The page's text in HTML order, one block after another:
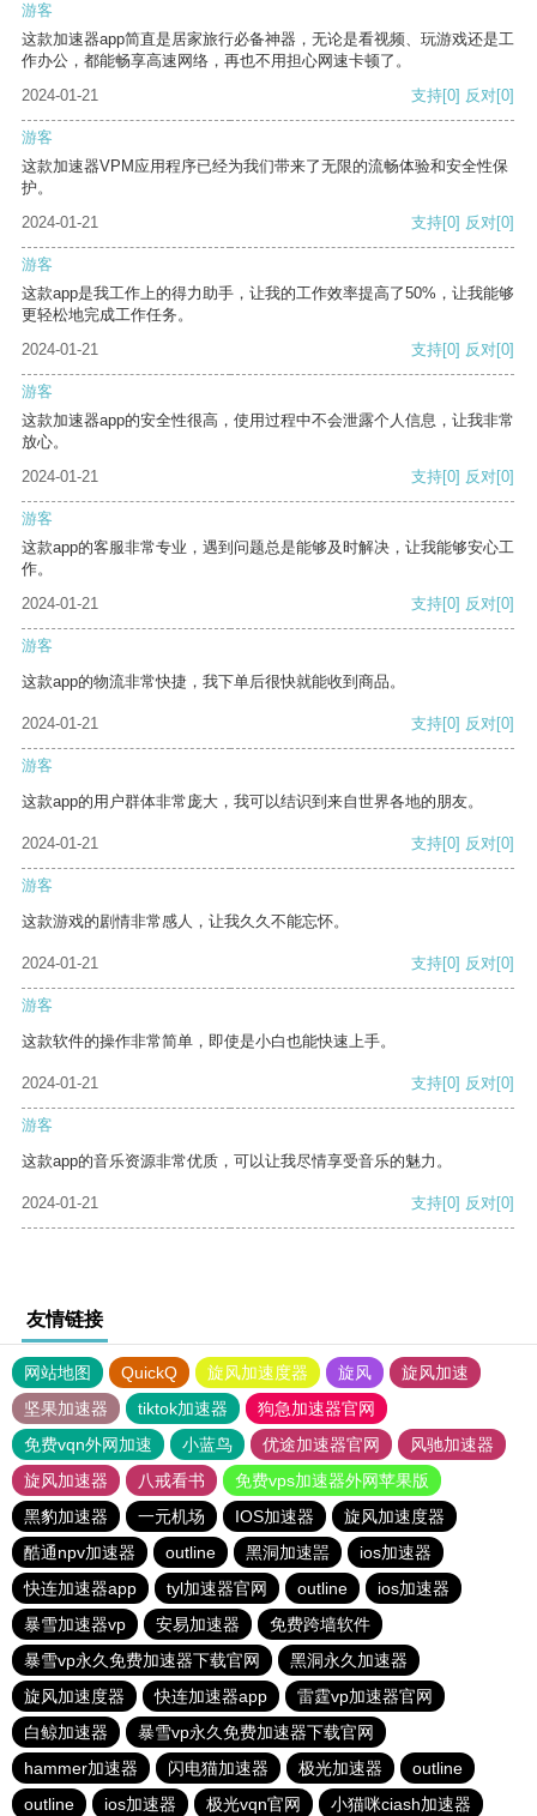
游客
这款加速器app简直是居家旅行必备神器，无论是看视频、玩游戏还是工
作办公，都能畅享高速网络，再也不用担心网速卡顿了。
2024-01-21
支持[0] 反对[0]
游客
这款加速器VPM应用程序已经为我们带来了无限的流畅体验和安全性保
护。
2024-01-21
支持[0] 反对[0]
游客
这款app是我工作上的得力助手，让我的工作效率提高了50%，让我能够
更轻松地完成工作任务。
2024-01-21
支持[0] 反对[0]
游客
这款加速器app的安全性很高，使用过程中不会泄露个人信息，让我非常
放心。
2024-01-21
支持[0] 反对[0]
游客
这款app的客服非常专业，遇到问题总是能够及时解决，让我能够安心工
作。
2024-01-21
支持[0] 反对[0]
游客
这款app的物流非常快捷，我下单后很快就能收到商品。
2024-01-21 支持[0] 反对[0]
游客
这款app的用户群体非常庞大，我可以结识到来自世界各地的朋友。
2024-01-21 支持[0] 反对[0]
游客
这款游戏的剧情非常感人，让我久久不能忘怀。
2024-01-21 支持[0] 反对[0]
游客
这款软件的操作非常简单，即使是小白也能快速上手。
2024-01-21 支持[0] 反对[0]
游客
这款app的音乐资源非常优质，可以让我尽情享受音乐的魅力。
2024-01-21 支持[0] 反对[0]
友情链接
网站地图 QuickQ 旋风加速度器 旋风
旋风加速
坚果加速器
tiktok加速器
狗急加速器官网
免费vqn外网加速
小蓝鸟 优途加速器官网
风驰加速器
旋风加速器
八戒看书
免费vps加速器外网苹果版
黑豹加速器
一元机场 IOS加速器
旋风加速度器
酷通npv加速器
outline 黑洞加速噐
ios加速器
快连加速器app
tyl加速器官网 outline
ios加速器
暴雪加速器vp
安易加速器
免费跨墙软件
暴雪vp永久免费加速器下载官网
黑洞永久加速器
旋风加速度器
快连加速器app
雷霆vp加速器官网
白鲸加速器
暴雪vp永久免费加速器下载官网
hammer加速器
闪电猫加速器 极光加速器
outline
outline
ios加速器 极光vqn官网 小猫咪ciash加速器